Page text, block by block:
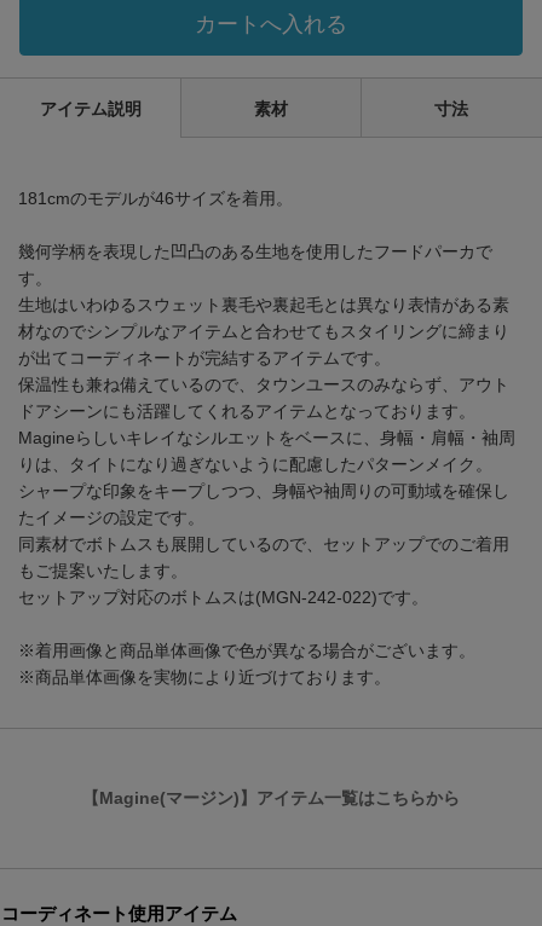
カートへ入れる
アイテム説明 素材 寸法
181cmのモデルが46サイズを着用。
幾何学柄を表現した凹凸のある生地を使用したフードパーカで
す。
生地はいわゆるスウェット裏毛や裏起毛とは異なり表情がある素
材なのでシンプルなアイテムと合わせてもスタイリングに締まり
が出てコーディネートが完結するアイテムです。
保温性も兼ね備えているので、タウンユースのみならず、アウト
ドアシーンにも活躍してくれるアイテムとなっております。
Magineらしいキレイなシルエットをベースに、身幅・肩幅・袖周
りは、タイトになり過ぎないように配慮したパターンメイク。
シャープな印象をキープしつつ、身幅や袖周りの可動域を確保し
たイメージの設定です。
同素材でボトムスも展開しているので、セットアップでのご着用
もご提案いたします。
セットアップ対応のボトムスは(MGN-242-022)です。
※着用画像と商品単体画像で色が異なる場合がございます。
※商品単体画像を実物により近づけております。
【Magine(マージン)】アイテム一覧はこちらから
コーディネート使用アイテム